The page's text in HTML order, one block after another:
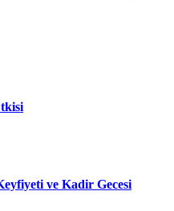
ve Kadir Gecesi